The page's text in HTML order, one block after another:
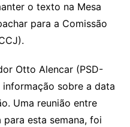
o texto na Mesa
para a Comissão
Otto Alencar (PSD-
informação sobre a data
Uma reunião entre
esta semana, foi